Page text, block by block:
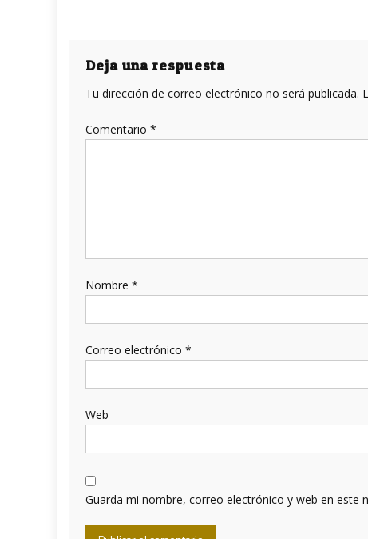
Deja una respuesta
Tu dirección de correo electrónico no será publicada.
Comentario *
Nombre *
Correo electrónico *
Web
Guarda mi nombre, correo electrónico y web en este